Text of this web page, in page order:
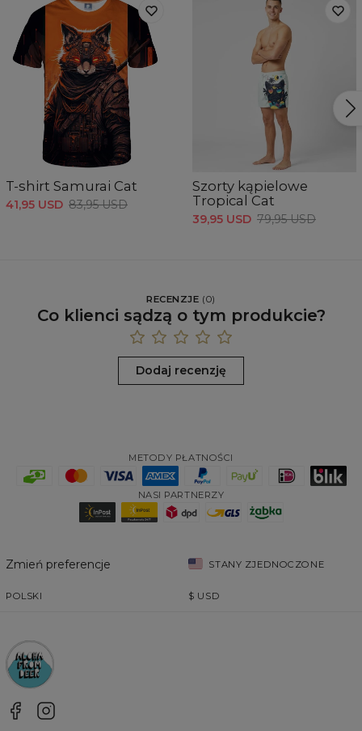
T-shirt Samurai Cat
41,95 USD 83,95 USD
Szorty kąpielowe
Tropical Cat
39,95 USD 79,95 USD
RECENZJE (0)
Co klienci sądzą o tym produkcie?
Dodaj recenzję
METODY PŁATNOŚCI
NASI PARTNERZY
Zmień preferencje STANY ZJEDNOCZONE
POLSKI $ USD